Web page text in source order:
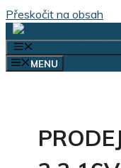
Přeskočit na obsah
MENU